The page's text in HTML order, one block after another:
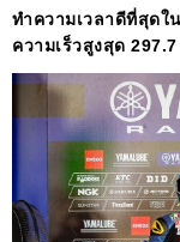
ทำความเวลาดีที่สุดใ
ความเร็วสูงสุด